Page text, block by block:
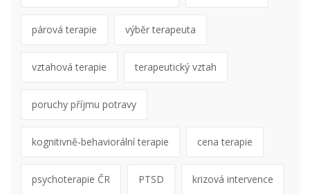
párová terapie výběr terapeuta
vztahová terapie terapeutický vztah
poruchy příjmu potravy
kognitivně-behaviorální terapie cena terapie
psychoterapie ČR PTSD krizová intervence